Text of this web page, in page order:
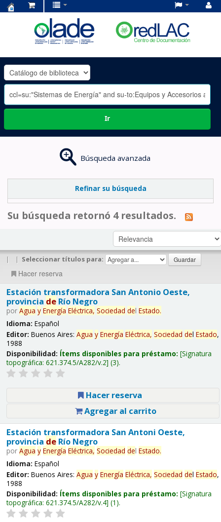
OLADE
-
Ir
Búsqueda avanzada
Refinar su búsqueda
Su búsqueda retornó 4 resultados.
| | Seleccionar títulos para:
Hacer reserva
Estación transformadora San Antonio Oeste,
provincia deRío Negro
por Agua y Energía Eléctrica, Sociedad del Estado.
Idioma: Español
Editor: Buenos Aires: Agua y Energía Eléctrica, Sociedad del Estado,
1988
Disponibilidad: Ítems disponibles para préstamo: Signatura
topográfica: 621.374.5/A282/v.2 (3).
Hacer reserva
Agregar al carrito
Estación transformadora San Antoni Oeste,
provincia deRío Negro
por Agua y Energía Eléctrica, Sociedad del Estado.
Idioma: Español
Editor: Buenos Aires: Agua y Energía Eléctrica, Sociedad del Estado,
1988
Disponibilidad: Ítems disponibles para préstamo: Signatura
topográfica: 621.374.5/A282/v.4 (1).